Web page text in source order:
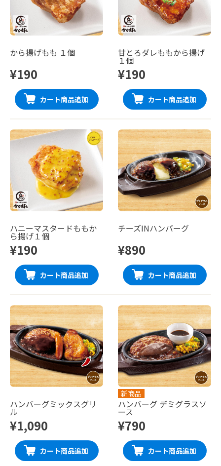
から揚げもも １個
¥190
カート商品追加
甘とろダレももから揚げ
１個
¥190
カート商品追加
ハニーマスタードももか
ら揚げ１個
¥190
カート商品追加
チーズINハンバーグ
¥890
カート商品追加
ハンバーグミックスグリ
ル
¥1,090
カート商品追加
新商品
ハンバーグ デミグラスソ
ース
¥790
カート商品追加